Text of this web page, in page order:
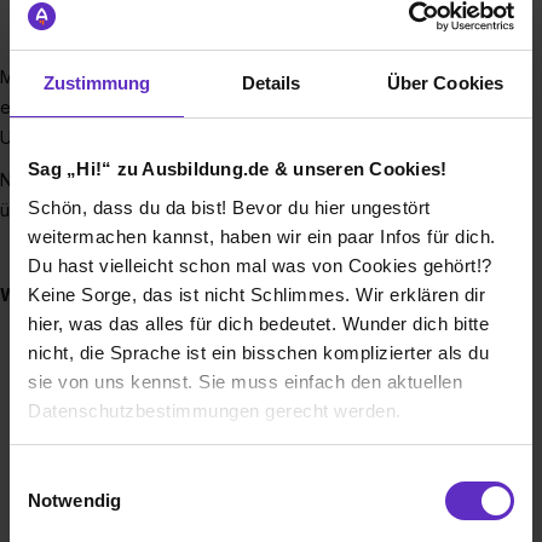
Zustimmung Details Über Cookies
Sag „Hi!“ zu Ausbildung.de & unseren Cookies!
Schön, dass du da bist! Bevor du hier ungestört
weitermachen kannst, haben wir ein paar Infos für dich.
Du hast vielleicht schon mal was von Cookies gehört!?
Keine Sorge, das ist nicht Schlimmes. Wir erklären dir
hier, was das alles für dich bedeutet. Wunder dich bitte
nicht, die Sprache ist ein bisschen komplizierter als du
sie von uns kennst. Sie muss einfach den aktuellen
Datenschutzbestimmungen gerecht werden.
Notwendig
Verbandsgebiet
23 Hochwasserrückhaltebecken
Mit einer Ausbildung beim Erftverband trägst du einen
entscheidenden Beitrag zur Erhaltung und Entwicklung der
Umwelt unserer Region bei.
Nach erfolgreichem Abschluss hast du beste Chancen
übernommen zu werden!
Wusstest du schon, dass…
wir regelmäßig an Veranstaltungen wie dem Girls'Day,
der Nacht der Technik und dem ScienceTube
wir Praktika- und Bundesfreiwilligenplätze anbieten?
Umweltschutz unserer Heimat die Arbeit bestimmt –